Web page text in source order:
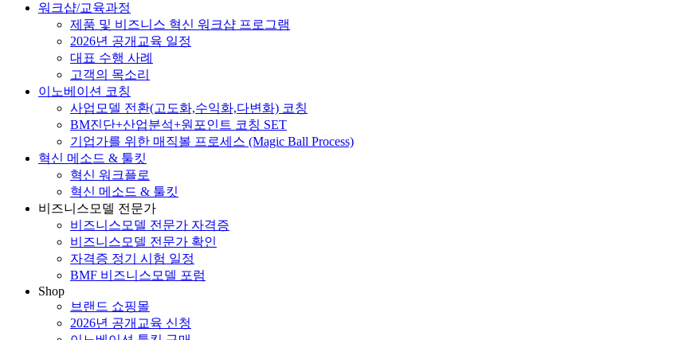
워크샵/교육과정
제품 및 비즈니스 혁신 워크샵 프로그램
2026년 공개교육 일정
대표 수행 사례
고객의 목소리
이노베이션 코칭
사업모델 전환(고도화,수익화,다변화) 코칭
BM진단+산업분석+원포인트 코칭 SET
기업가를 위한 매직볼 프로세스 (Magic Ball Process)
혁신 메소드 & 툴킷
혁신 워크플로
혁신 메소드 & 툴킷
비즈니스모델 전문가
비즈니스모델 전문가 자격증
비즈니스모델 전문가 확인
자격증 정기 시험 일정
BMF 비즈니스모델 포럼
Shop
브랜드 쇼핑몰
2026년 공개교육 신청